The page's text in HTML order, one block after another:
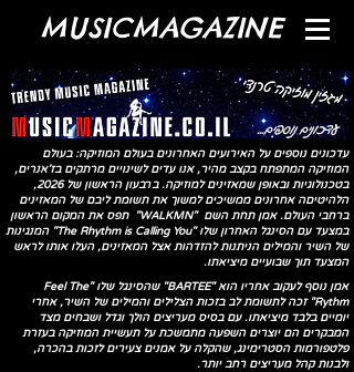
MUSICMAGAZINE
עדכונים נוספים...
עדכונים נוספים על האירועים האחרונים בעולם המוזיקה: בעולם
המוזיקה המתפתח בקצב מהיר, אנו עדים לשינויים מרתקים בז'אנרים,
בטכנולוגיות ובאופן שמאזינים למוזיקה. ברבעון הראשון של 2026,
הלהיטיםה אחרונים ממשיכים למשוך את תשומת ליבם של המאזינים
ברחבי העולם.
אמן תחת השם "WALKMN" תפס את המקום הראשון
במצעד עם הסינגל האחרון שלו "The Rhythm is Calling You" המנגינות
של השיר והמילים הניתנות להזדהות אצל המאזינים, העלו אותו לראש
המצעד תוך שבועיים מיציאתו.
אמן נוסף לעקוב אחריו הוא "BARTEE" שהסינגל שלו "Feel The
Rythm" זכה לתשומת לב בזכות הצלילים והמילים של השיר, אחרי
יומיים בלבד מיציאתו. עם בסיס מעריצים הולך וגדל ושבחים מצד
המבקרים הם יוצרים השפעה מתמשכת על תעשיית המוזיקה בעזרת
פלטפורמות הסטרימינג, שהקלה על אמנים צעירים לזכות בהכרה,
ולבנות קהל מעריצים רחב יותר.